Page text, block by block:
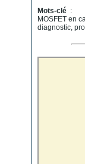
Mots-clé :
MOSFET en
diagnostic,